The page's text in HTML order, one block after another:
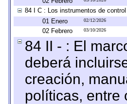
84 I C : Los instrumentos de
01 Enero
02/12/2026
02 Febrero 03/10/2026
84 II - : El
deberá
creación,
políticas, entre